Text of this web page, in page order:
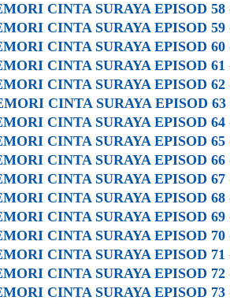
CINTA SURAYA EPISOD 58
CINTA SURAYA EPISOD 59
CINTA SURAYA EPISOD 60
CINTA SURAYA EPISOD 61
CINTA SURAYA EPISOD 62
CINTA SURAYA EPISOD 63
CINTA SURAYA EPISOD 64
CINTA SURAYA EPISOD 65
CINTA SURAYA EPISOD 66
CINTA SURAYA EPISOD 67
CINTA SURAYA EPISOD 68
CINTA SURAYA EPISOD 69
CINTA SURAYA EPISOD 70
CINTA SURAYA EPISOD 71
CINTA SURAYA EPISOD 72
CINTA SURAYA EPISOD 73